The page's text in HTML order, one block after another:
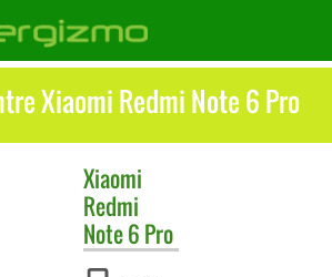
Xiaomi Redmi Note 6 Pro
Xiaomi
Redmi
Note 6 Pro